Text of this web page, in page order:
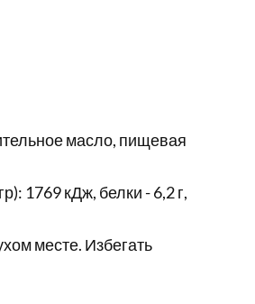
масло, пищевая
1769 кДж, белки - 6,2 г,
месте. Избегать